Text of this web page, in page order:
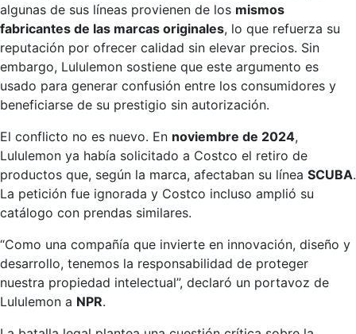
algunas de sus líneas provienen de los mismos
fabricantes de las marcas originales, lo que refuerza su
reputación por ofrecer calidad sin elevar precios. Sin
embargo, Lululemon sostiene que este argumento es
usado para generar confusión entre los consumidores y
beneficiarse de su prestigio sin autorización.
El conflicto no es nuevo. En noviembre de 2024,
Lululemon ya había solicitado a Costco el retiro de
productos que, según la marca, afectaban su línea SCUBA.
La petición fue ignorada y Costco incluso amplió su
catálogo con prendas similares.
“Como una compañía que invierte en innovación, diseño y
desarrollo, tenemos la responsabilidad de proteger
nuestra propiedad intelectual”, declaró un portavoz de
Lululemon a NPR.